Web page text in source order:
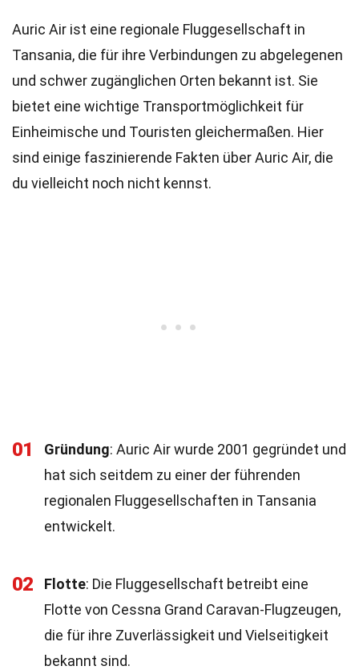
Auric Air ist eine regionale Fluggesellschaft in
Tansania, die für ihre Verbindungen zu abgelegenen
und schwer zugänglichen Orten bekannt ist. Sie
bietet eine wichtige Transportmöglichkeit für
Einheimische und Touristen gleichermaßen. Hier
sind einige faszinierende Fakten über Auric Air, die
du vielleicht noch nicht kennst.
01 Gründung: Auric Air wurde 2001 gegründet und
hat sich seitdem zu einer der führenden
regionalen Fluggesellschaften in Tansania
entwickelt.
02 Flotte: Die Fluggesellschaft betreibt eine
Flotte von Cessna Grand Caravan-Flugzeugen,
die für ihre Zuverlässigkeit und Vielseitigkeit
bekannt sind.